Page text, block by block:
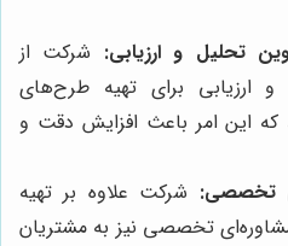
تحلیل و ارزیابی: شرکت از
ارزیابی برای تهیه طرح‌های
که این امر باعث افزایش دقت و
تخصصی: شرکت علاوه بر تهیه
تخصصی نیز به مشتریان